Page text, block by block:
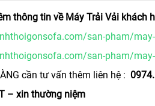
thông tin về Máy Trải Vải khách
san-pham/
san-pham/
cần tư vấn thêm liên hệ :
– xin thường niệm